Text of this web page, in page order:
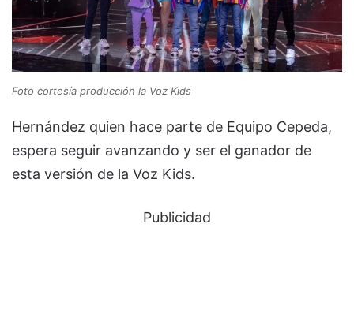
Foto cortesía producción la Voz Kids
Hernández quien hace parte de Equipo Cepeda,
espera seguir avanzando y ser el ganador de
esta versión de la Voz Kids.
Publicidad